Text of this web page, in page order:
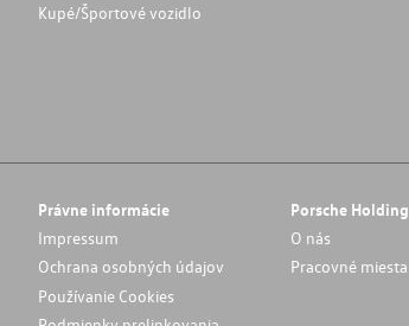
Kupé/Športové vozidlo
Právne informácie
Impressum
Ochrana osobných údajov
Používanie Cookies
Porsche Holding
O nás
Pracovné miesta